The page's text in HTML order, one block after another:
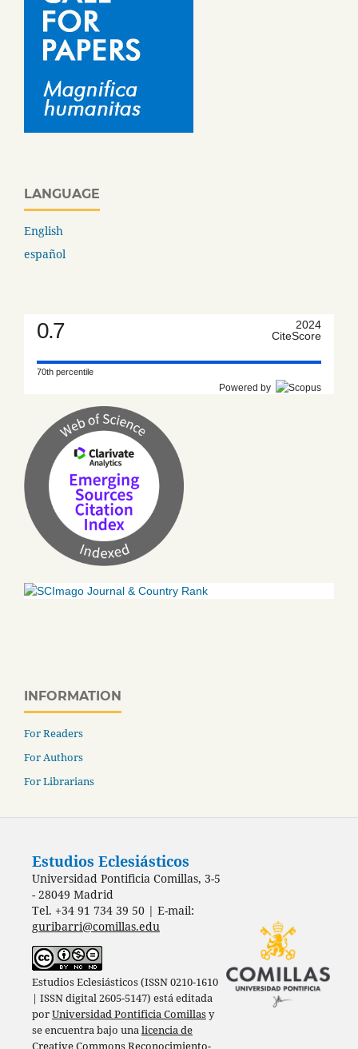
LANGUAGE
English
español
0.7
2024
CiteScore
70th percentile
Powered by
INFORMATION
For Readers
For Authors
For Librarians
Estudios Eclesiásticos
Universidad Pontificia Comillas, 3-5
- 28049 Madrid
Tel. +34 91 734 39 50 | E-mail:
guribarri@comillas.edu
Estudios Eclesiásticos (ISSN 0210-1610
| ISSN digital 2605-5147) está editada
porUniversidad Pontificia Comillasy
se encuentra bajo unalicencia de